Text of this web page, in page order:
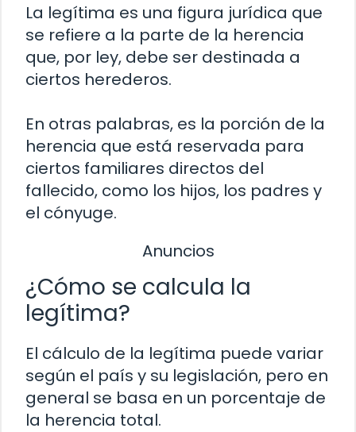
La legítima es una figura jurídica que
se refiere a la parte de la herencia
que, por ley, debe ser destinada a
ciertos herederos.
En otras palabras, es la porción de la
herencia que está reservada para
ciertos familiares directos del
fallecido, como los hijos, los padres y
el cónyuge.
Anuncios
¿Cómo se calcula la
legítima?
El cálculo de la legítima puede variar
según el país y su legislación, pero en
general se basa en un porcentaje de
la herencia total.